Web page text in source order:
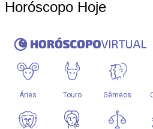
Horóscopo Hoje